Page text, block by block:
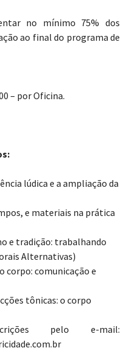
no mínimo 75% dos
ao final do programa de
– por Oficina.
lúdica e a ampliação da
e materiais na prática
e tradição: trabalhando
Alternativas)
corpo: comunicação e
tônicas: o corpo
pelo e-mail: